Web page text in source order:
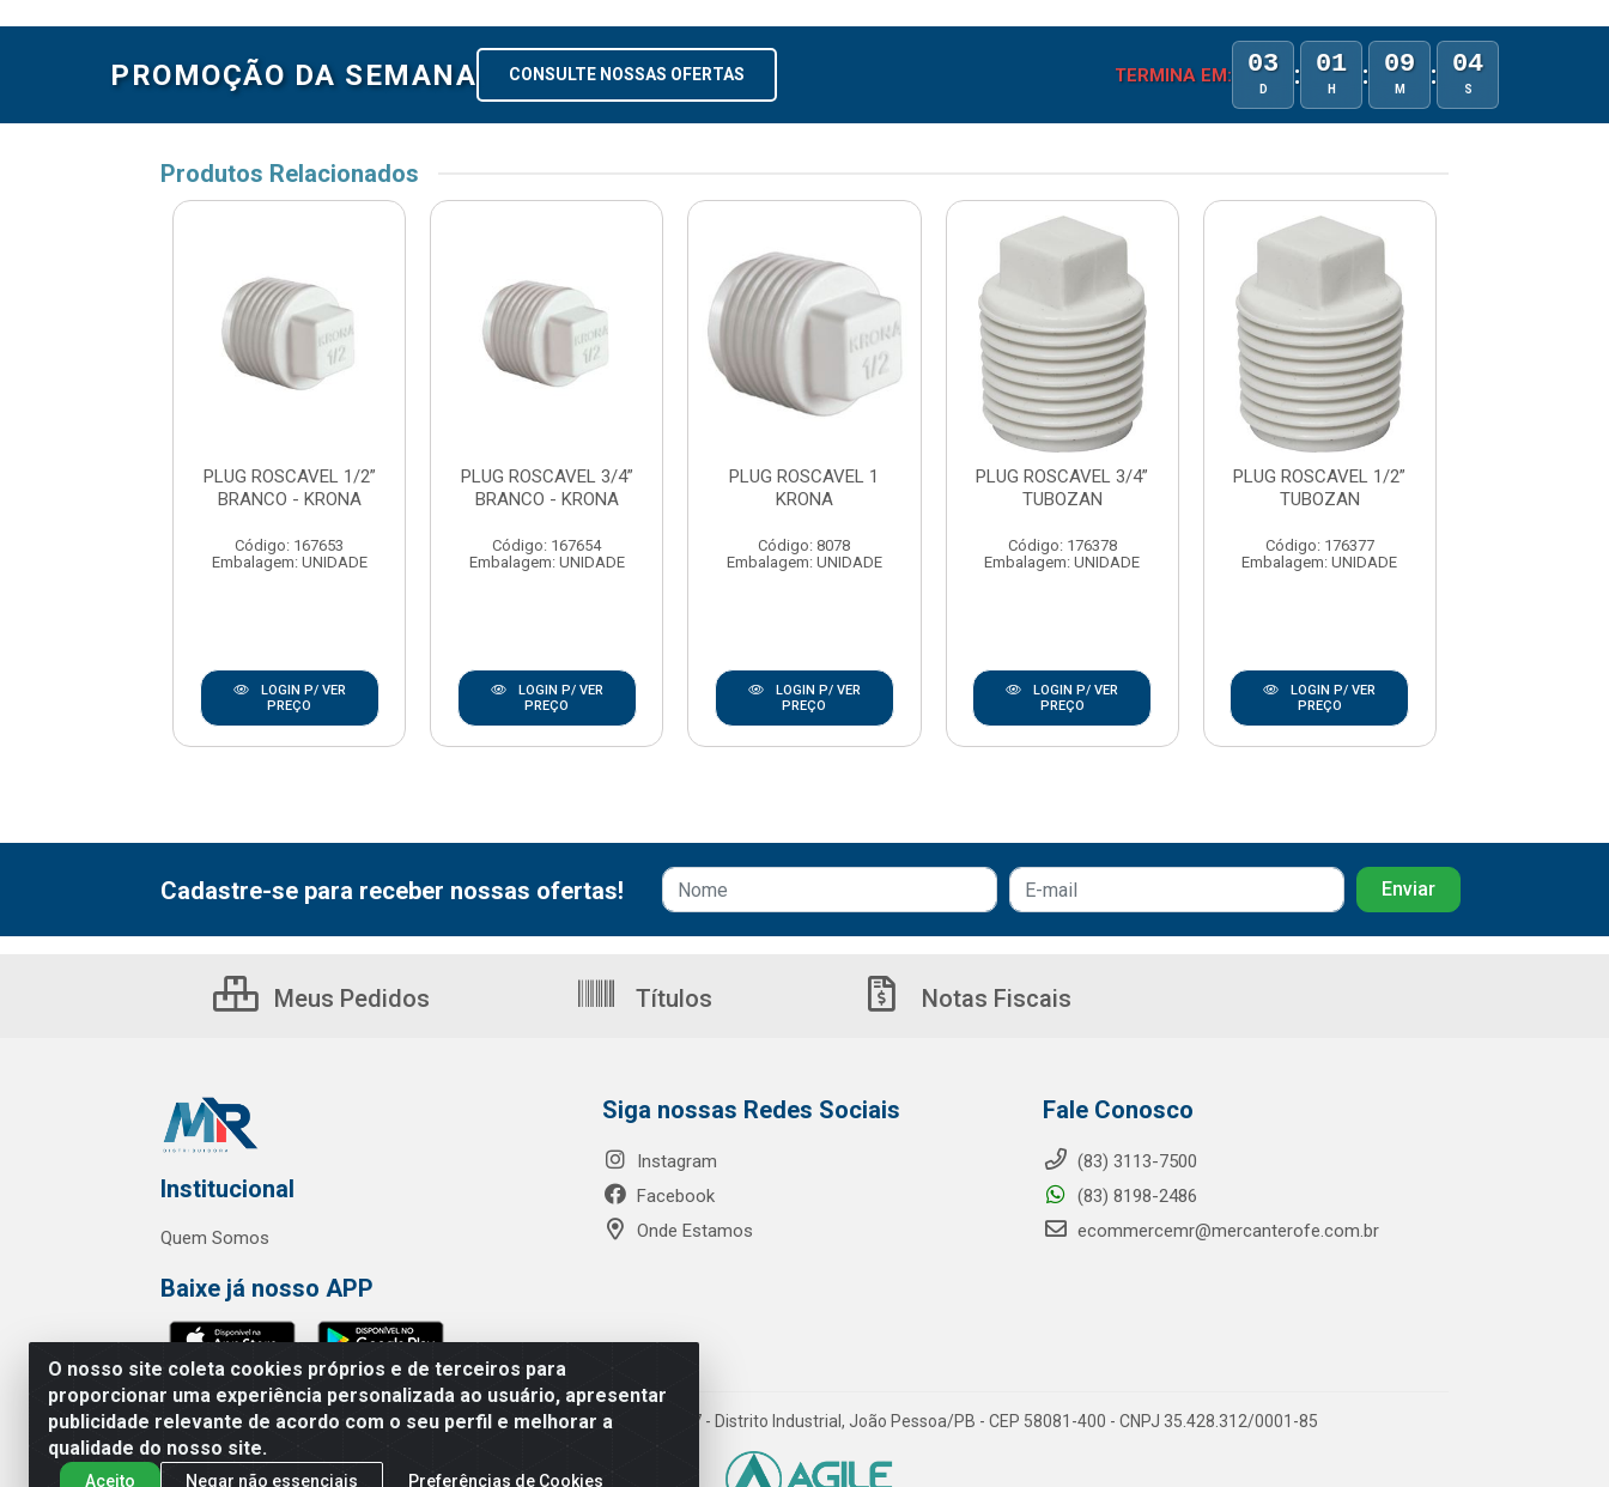
PROMOÇÃO DA SEMANA CONSULTE NOSSAS OFERTAS TERMINA EM: 03
D : 01
H : 09
M : 04
S
Produtos Relacionados
PLUG ROSCAVEL 1/2”
BRANCO - KRONA
Código: 167653
Embalagem: UNIDADE
LOGIN P/ VER
PREÇO
PLUG ROSCAVEL 3/4”
BRANCO - KRONA
Código: 167654
Embalagem: UNIDADE
LOGIN P/ VER
PREÇO
PLUG ROSCAVEL 1
KRONA
Código: 8078
Embalagem: UNIDADE
LOGIN P/ VER
PREÇO
PLUG ROSCAVEL 3/4”
TUBOZAN
Código: 176378
Embalagem: UNIDADE
LOGIN P/ VER
PREÇO
PLUG ROSCAVEL 1/2”
TUBOZAN
Código: 176377
Embalagem: UNIDADE
LOGIN P/ VER
PREÇO
O nosso site coleta cookies próprios e de terceiros para
proporcionar uma experiência personalizada ao usuário, apresentar
publicidade relevante de acordo com o seu perfil e melhorar a
qualidade do nosso site.
Aceito Negar não essenciais Preferências de Cookies
Cadastre-se para receber nossas ofertas!
Meus Pedidos Títulos Notas Fiscais
Institucional
Quem Somos
Baixe já nosso APP
Siga nossas Redes Sociais
Instagram
Facebook
Onde Estamos
Fale Conosco
(83) 3113-7500
(83) 8198-2486
ecommercemr@mercanterofe.com.br
MR Distribuidora - Rua Hortêncio Ribeiro de Luna, 3777 - Distrito Industrial, João Pessoa/PB - CEP 58081-400 - CNPJ 35.428.312/0001-85